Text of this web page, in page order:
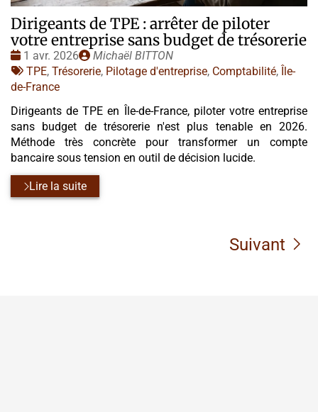
Dirigeants de TPE : arrêter de piloter
votre entreprise sans budget de trésorerie
Date
:
1 avr. 2026
Publié
par
Michaël BITTON
Tags
:
TPE, Trésorerie, Pilotage d'entreprise, Comptabilité, Île-
de-France
Dirigeants de TPE en Île-de-France, piloter votre entreprise
sans budget de trésorerie n'est plus tenable en 2026.
Méthode très concrète pour transformer un compte
bancaire sous tension en outil de décision lucide.
Lire la suite
Suivant